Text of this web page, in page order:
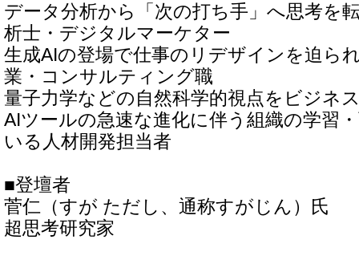
データ分析から「次の打ち手」へ思考を
析士・デジタルマーケター
生成AIの登場で仕事のリデザインを迫ら
業・コンサルティング職
量子力学などの自然科学的視点をビジネ
AIツールの急速な進化に伴う組織の学習
いる人材開発担当者
■登壇者
菅仁（すが ただし、通称すがじん）氏
超思考研究家